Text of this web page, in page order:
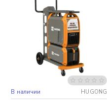
Бесплатная доставка
В наличии HUGONG